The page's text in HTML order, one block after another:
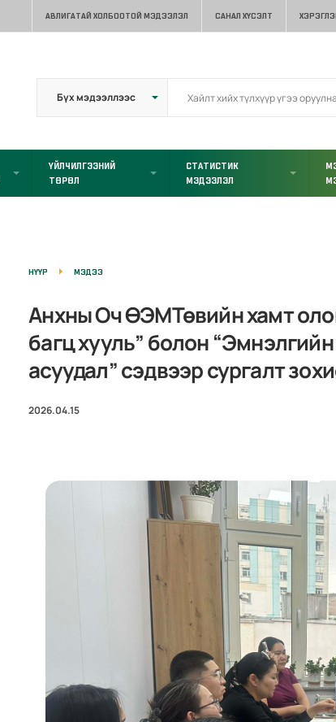
АВЛИГАТАЙ ХОЛБООТОЙ МЭДЭЭЛЭЛ САНАЛ ХҮСЭЛТ
ҮЙЛЧИЛГЭЭНИЙ
ТӨРӨЛ
СТАТИСТИК
МЭДЭЭЛЭЛ
НҮҮР МЭДЭЭ
Анхны Оч ӨЭМТөвийн хамт
багц хууль” болон
асуудал” сэдвээр сургалт
2026.04.15